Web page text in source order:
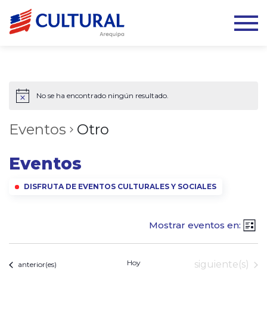
No se ha encontrado ningún resultado.
Eventos Otro
Eventos
DISFRUTA DE EVENTOS CULTURALES Y SOCIALES
Mostrar eventos en: Lista
Eventos
anterior(es) Hoy Eventos
siguiente(s)